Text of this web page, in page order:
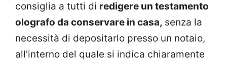
consiglia a tutti di redigere un testamento
olografo da conservare in casa, senza la
necessità di depositarlo presso un notaio,
all’interno del quale si indica chiaramente